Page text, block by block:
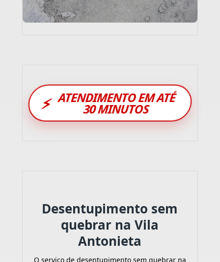
⚡ ATENDIMENTO EM ATÉ
30 MINUTOS
Desentupimento sem
quebrar na Vila
Antonieta
O serviço de desentupimento sem quebrar na